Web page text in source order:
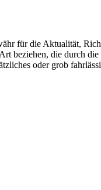
für die Aktualität,
beziehen, die durch
oder grob